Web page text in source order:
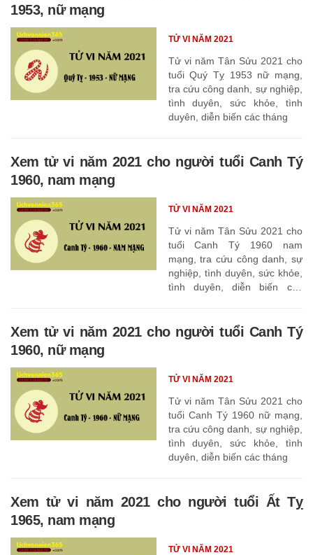
1953, nữ mạng
Tử vi năm Tân Sửu 2021 cho
tuổi Quý Tỵ 1953 nữ mạng,
tra cứu công danh, sự nghiệp,
tình duyên, sức khỏe, tình
duyên, diễn biến các tháng
TỬ VI NĂM 2021
Xem tử vi năm 2021 cho người tuổi Canh Tý
1960, nam mạng
Tử vi năm Tân Sửu 2021 cho
tuổi Canh Tý 1960 nam
mạng, tra cứu công danh, sự
nghiệp, tình duyên, sức khỏe,
tình duyên, diễn biến các
TỬ VI NĂM 2021
Xem tử vi năm 2021 cho người tuổi Canh Tý
1960, nữ mạng
Tử vi năm Tân Sửu 2021 cho
tuổi Canh Tý 1960 nữ mạng,
tra cứu công danh, sự nghiệp,
tình duyên, sức khỏe, tình
duyên, diễn biến các tháng
TỬ VI NĂM 2021
Xem tử vi năm 2021 cho người tuổi Ất Tỵ
1965, nam mạng
TỬ VI NĂM 2021